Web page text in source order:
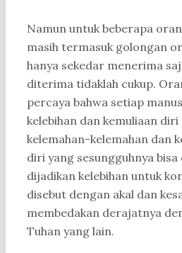
Namun untuk beberapa
masih termasuk golongan
hanya sekedar menerima
diterima tidaklah cukup.
percaya bahwa setiap
kelebihan dan kemuliaan
kelemahan-kelemahan dan
diri yang sesungguhnya
dijadikan kelebihan untuk
disebut dengan akal dan
membedakan derajatnya
Tuhan yang lain.